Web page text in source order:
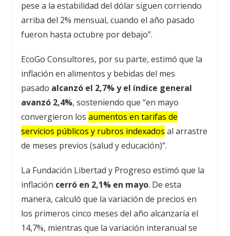
pese a la estabilidad del dólar siguen corriendo
arriba del 2% mensual, cuando el año pasado
fueron hasta octubre por debajo”.
EcoGo Consultores, por su parte, estimó que la
inflación en alimentos y bebidas del mes
pasado alcanzó el 2,7% y el índice general
avanzó 2,4%, sosteniendo que “en mayo
convergieron los aumentos en tarifas de
servicios públicos y rubros indexados al arrastre
de meses previos (salud y educación)”.
La Fundación Libertad y Progreso estimó que la
inflación cerró en 2,1% en mayo. De esta
manera, calculó que la variación de precios en
los primeros cinco meses del año alcanzaría el
14,7%, mientras que la variación interanual se